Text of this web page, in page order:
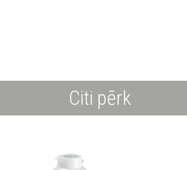
Citi pērk